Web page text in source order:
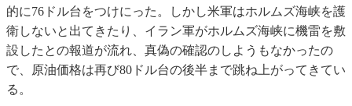
的に76ドル台をつけにった。しかし米軍はホルムズ海峡を護
衛しないと出てきたり、イラン軍がホルムズ海峡に機雷を敷
設したとの報道が流れ、真偽の確認のしようもなかったの
で、原油価格は再び80ドル台の後半まで跳ね上がってきてい
る。